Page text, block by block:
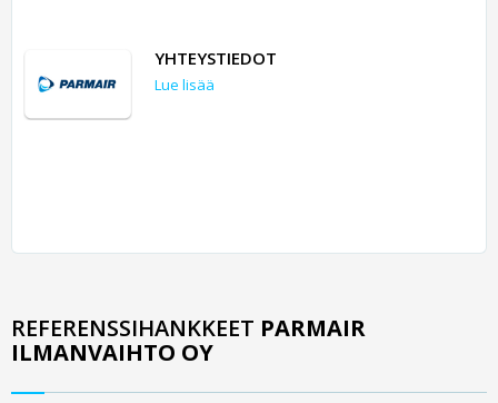
YHTEYSTIEDOT
Lue lisää
REFERENSSIHANKKEET PARMAIR
ILMANVAIHTO OY